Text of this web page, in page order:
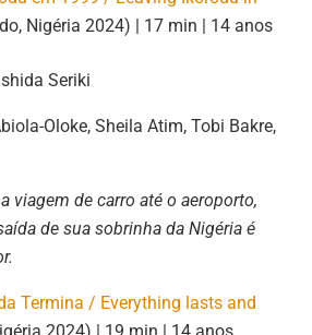
Nigéria 2024) | 17 min | 14 anos
Seriki
Oloke, Sheila Atim, Tobi Bakre,
viagem de carro até o aeroporto,
de sua sobrinha da Nigéria é
Termina / Everything lasts and